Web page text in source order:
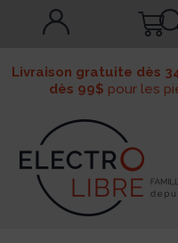
Livraison gratuite dès
dès 99$ pour les